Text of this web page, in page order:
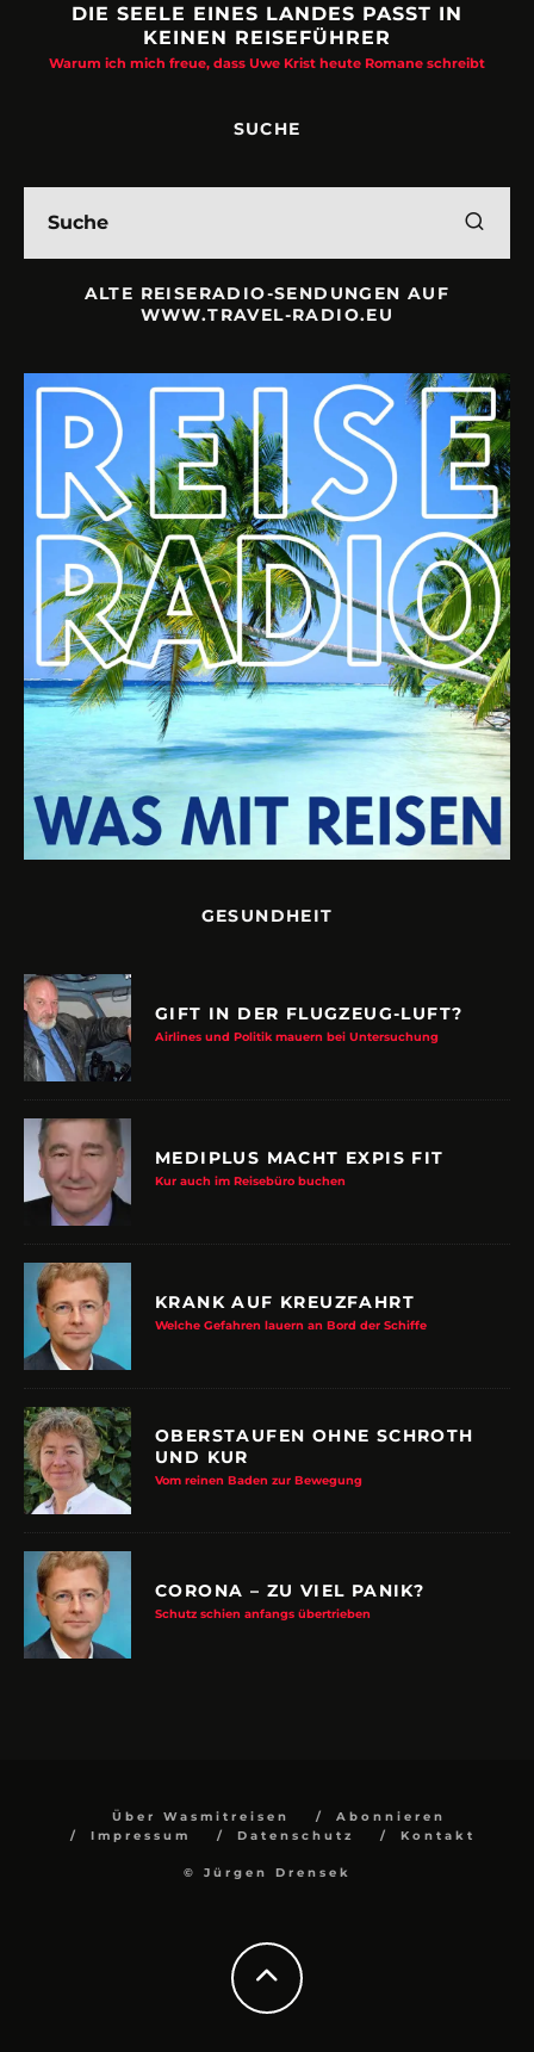
DIE SEELE EINES LANDES PASST IN
KEINEN REISEFÜHRER
Warum ich mich freue, dass Uwe Krist heute Romane schreibt
SUCHE
ALTE REISERADIO-SENDUNGEN AUF
WWW.TRAVEL-RADIO.EU
GESUNDHEIT
GIFT IN DER FLUGZEUG-LUFT?
Airlines und Politik mauern bei Untersuchung
MEDIPLUS MACHT EXPIS FIT
Kur auch im Reisebüro buchen
KRANK AUF KREUZFAHRT
Welche Gefahren lauern an Bord der Schiffe
OBERSTAUFEN OHNE SCHROTH
UND KUR
Vom reinen Baden zur Bewegung
CORONA – ZU VIEL PANIK?
Schutz schien anfangs übertrieben
Über Wasmitreisen
Abonnieren
Impressum
Datenschutz Kontakt
© Jürgen Drensek